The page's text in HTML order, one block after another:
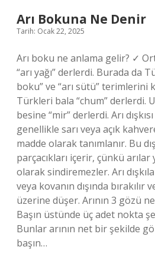
Arı Bokuna Ne Denir
Tarih: Ocak 22, 2025
Arı boku ne anlama gelir? ✓
“arı yağı” derlerdi. Burada da
boku” ve “arı sütü” terimlerini
Türkleri bala “chum” derlerdi.
besine “mir” derlerdi. Arı
genellikle sarı veya açık
madde olarak tanımlanır. Bu
parçacıkları içerir, çünkü
olarak sindiremezler. Arı
veya kovanın dışında
üzerine düşer. Arının 3 gözü
Başın üstünde üç adet nokta
Bunlar arının net bir şekilde
başın…